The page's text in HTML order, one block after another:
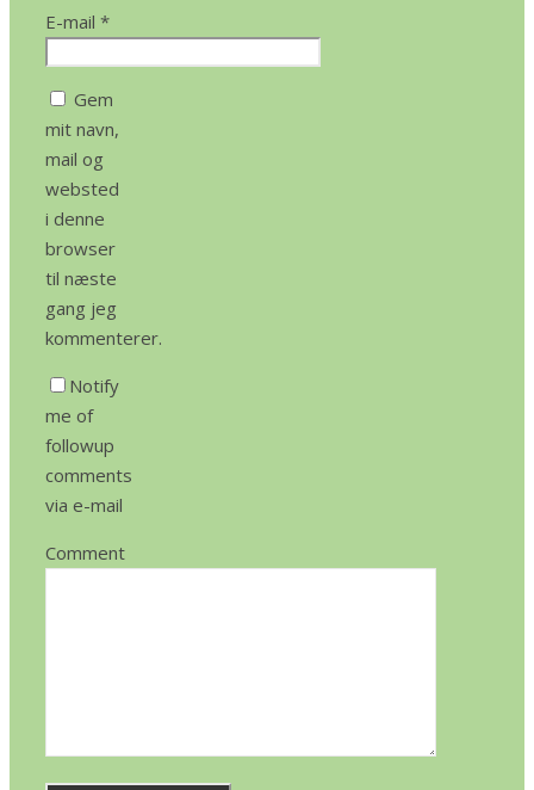
E-mail *
Gem
mit navn,
mail og
websted
i denne
browser
til næste
gang jeg
kommenterer.
Notify
me of
followup
comments
via e-mail
Comment